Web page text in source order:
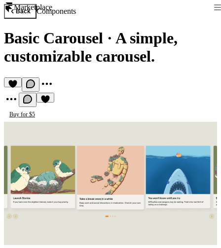
Marketplace
Back Components
Basic Carousel · A simple,
customizable carousel.
Buy for $5